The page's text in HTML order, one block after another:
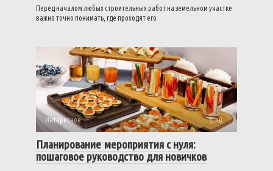
Перед началом любых строительных работ на земельном участке
важно точно понимать, где проходят его
Интересное 0
Планирование мероприятия с нуля:
пошаговое руководство для новичков